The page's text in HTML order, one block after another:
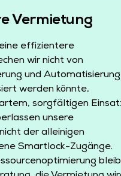
Vermietung
effizientere
wir nicht von
und Automatisierung
werden könnte,
sorgfältigen
unsere
der alleinigen
Smartlock-Zugänge.